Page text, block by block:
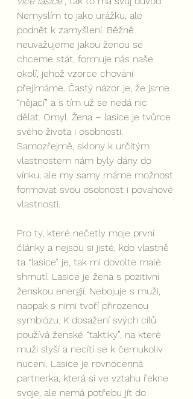
Nemyslím to jako urážku, ale
podnět k zamyšlení. Běžně
neuvažujeme jakou ženou se
chceme stát, formuje nás naše
okolí, jehož vzorce chování
přejímáme. Častý názor je, že jsme
“nějací” a s tím už se nedá nic
dělat. Omyl. Žena – lasice je tvůrce
svého života i osobnosti.
Samozřejmě, sklony k určitým
vlastnostem nám byly dány do
vínku, ale my samy máme možnost
formovat svou osobnost i povahové
vlastnosti.
Pro ty, které nečetly moje první
články a nejsou si jisté, kdo vlastně
ta “lasice” je, tak mi dovolte malé
shrnutí. Lasice je žena s pozitivní
ženskou energií. Nebojuje s muži,
naopak s nimi tvoří přirozenou
symbiózu. K dosažení svých cílů
používá ženské “taktiky”, na které
muži slyší a necítí se k čemukoliv
nuceni. Lasice je rovnocenná
partnerka, která si ve vztahu řekne
svoje, ale nemá potřebu jít do